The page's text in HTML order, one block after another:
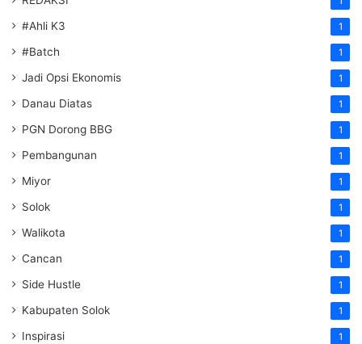
#Ahli K3 1
#Batch 1
Jadi Opsi Ekonomis 1
Danau Diatas 1
PGN Dorong BBG 1
Pembangunan 1
Miyor 1
Solok 1
Walikota 1
Cancan 1
Side Hustle 1
Kabupaten Solok 1
Inspirasi 1